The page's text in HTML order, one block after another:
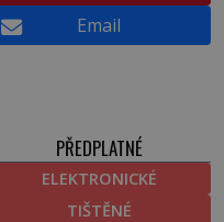
Email
PŘEDPLATNÉ
ELEKTRONICKÉ
TIŠTĚNÉ